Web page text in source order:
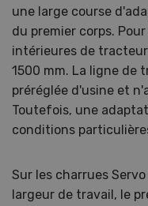
une large course
du premier corps.
intérieures de
1500 mm. La ligne de
préréglée d'usine et
Toutefois, une
conditions
Sur les charrues
largeur de travail, le